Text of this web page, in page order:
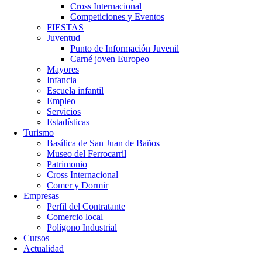
Cross Internacional
Competiciones y Eventos
FIESTAS
Juventud
Punto de Información Juvenil
Carné joven Europeo
Mayores
Infancia
Escuela infantil
Empleo
Servicios
Estadísticas
Turismo
Basílica de San Juan de Baños
Museo del Ferrocarril
Patrimonio
Cross Internacional
Comer y Dormir
Empresas
Perfil del Contratante
Comercio local
Polígono Industrial
Cursos
Actualidad